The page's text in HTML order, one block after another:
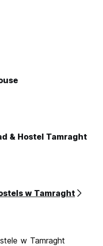
& Hostel Tamraght
w Tamraght
w Tamraght